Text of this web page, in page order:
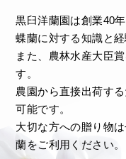
黒臼洋蘭園は創業40
蝶蘭に対する知識と経
また、農林水産大臣
す。
農園から直接出荷す
可能です。
大切な方への贈り物
蘭をご利用ください。